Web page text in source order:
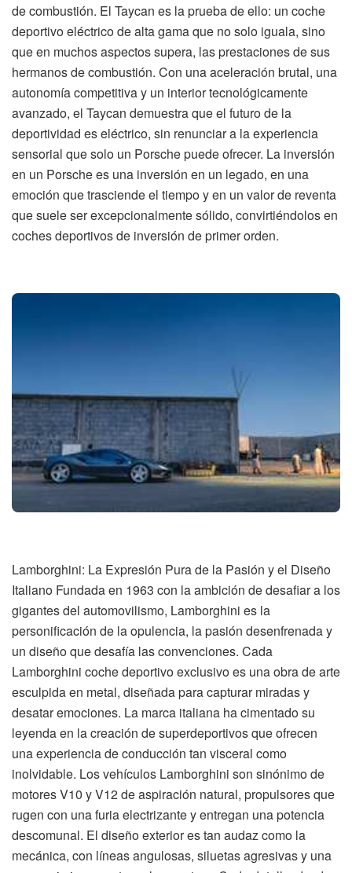
de combustión. El Taycan es la prueba de ello: un coche
deportivo eléctrico de alta gama que no solo iguala, sino
que en muchos aspectos supera, las prestaciones de sus
hermanos de combustión. Con una aceleración brutal, una
autonomía competitiva y un interior tecnológicamente
avanzado, el Taycan demuestra que el futuro de la
deportividad es eléctrico, sin renunciar a la experiencia
sensorial que solo un Porsche puede ofrecer. La inversión
en un Porsche es una inversión en un legado, en una
emoción que trasciende el tiempo y en un valor de reventa
que suele ser excepcionalmente sólido, convirtiéndolos en
coches deportivos de inversión de primer orden.
Lamborghini: La Expresión Pura de la Pasión y el Diseño
Italiano Fundada en 1963 con la ambición de desafiar a los
gigantes del automovilismo, Lamborghini es la
personificación de la opulencia, la pasión desenfrenada y
un diseño que desafía las convenciones. Cada
Lamborghini coche deportivo exclusivo es una obra de arte
esculpida en metal, diseñada para capturar miradas y
desatar emociones. La marca italiana ha cimentado su
leyenda en la creación de superdeportivos que ofrecen
una experiencia de conducción tan visceral como
inolvidable. Los vehículos Lamborghini son sinónimo de
motores V10 y V12 de aspiración natural, propulsores que
rugen con una furia electrizante y entregan una potencia
descomunal. El diseño exterior es tan audaz como la
mecánica, con líneas angulosas, siluetas agresivas y una